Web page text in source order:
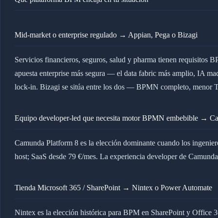
Mid-market o enterprise regulado → Appian, Pega o Bizagi
Servicios financieros, seguros, salud y pharma tienen
apuesta enterprise más segura — el data fabric más amplio, IA
lock-in. Bizagi se sitúa entre los dos — BPMN completo, menor
Equipo developer-led que necesita motor BPMN embebible →
Camunda Platform 8 es la elección dominante cuando los
host; SaaS desde 79 €/mes. La experiencia developer de
Tienda Microsoft 365 / SharePoint → Nintex o Power Automate
Nintex es la elección histórica para BPM en SharePoint y